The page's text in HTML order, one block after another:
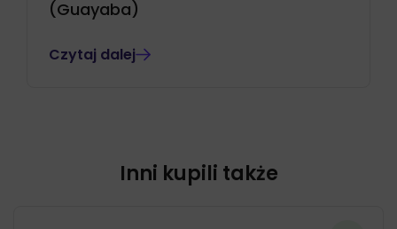
(Guayaba)
Czytaj dalej
Inni kupili także